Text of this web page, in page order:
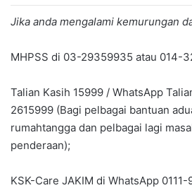
Jika anda mengalami kemurungan
MHPSS di 03-29359935 atau 014-
Talian Kasih 15999 / WhatsApp
2615999 (Bagi pelbagai bantuan
rumahtangga dan pelbagai lagi
penderaan);
KSK-Care JAKIM di WhatsApp 0111-